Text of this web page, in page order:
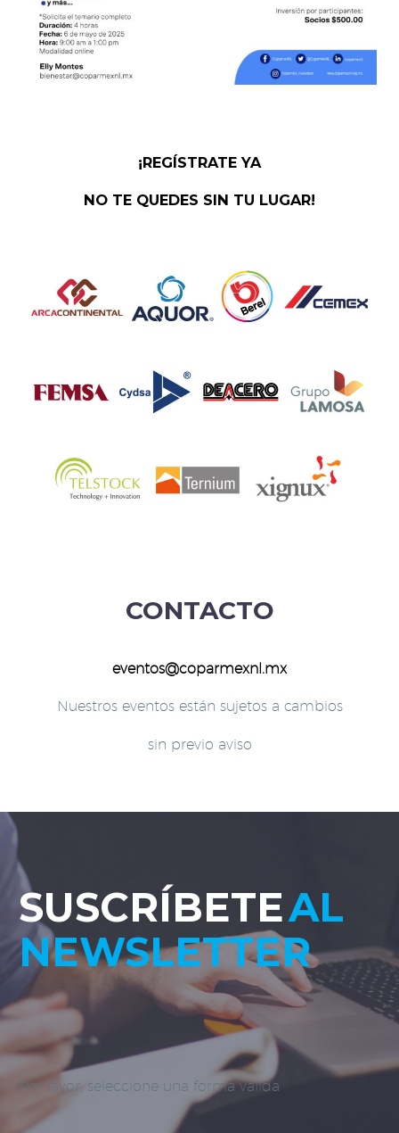
¡REGÍSTRATE YA
NO TE QUEDES SIN TU LUGAR!
CONTACTO
eventos@coparmexnl.mx
Nuestros eventos están sujetos a cambios
sin previo aviso
SUSCRÍBETEAL
NEWSLETTER
Por favor, seleccione una forma válida